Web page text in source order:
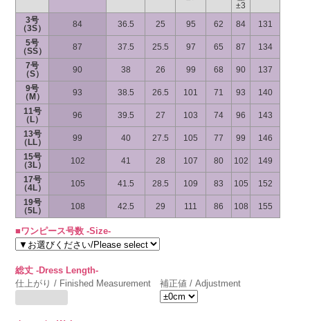
±3
3号
（3S）
84 36.5 25 95 62 84
131
5号
（SS）
87 37.5 25.5 97 65 87
134
7号
（S）
90 38 26 99 68 90
137
9号
（M）
93 38.5 26.5 101 71 93
140
11号
（L）
96 39.5 27 103 74 96
143
13号
（LL）
99 40 27.5 105 77 99
146
15号
（3L）
102 41 28 107 80 102
149
17号
（4L）
105 41.5 28.5 109 83 105
152
19号
（5L）
108 42.5 29 111 86 108 155
■ワンピース号数 -Size-
総丈 -Dress Length-
仕上がり / Finished Measurement
補正値 / Adjustment